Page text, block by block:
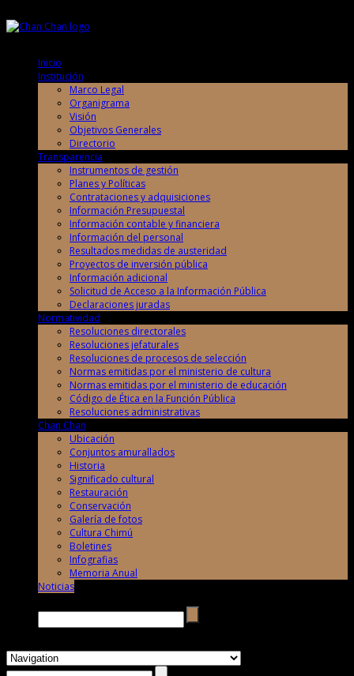
Inicio
Institución
Marco Legal
Organigrama
Visión
Objetivos Generales
Directorio
Transparencia
Instrumentos de gestión
Planes y Políticas
Contrataciones y adquisiciones
Información Presupuestal
Información contable y financiera
Información del personal
Resultados medidas de austeridad
Proyectos de inversión pública
Información adicional
Solicitud de Acceso a la Información Pública
Declaraciones juradas
Normatividad
Resoluciones directorales
Resoluciones jefaturales
Resoluciones de procesos de selección
Normas emitidas por el ministerio de cultura
Normas emitidas por el ministerio de educación
Código de Ética en la Función Pública
Resoluciones administrativas
Chan Chan
Ubicación
Conjuntos amurallados
Historia
Significado cultural
Restauración
Conservación
Galería de fotos
Cultura Chimú
Boletines
Infografias
Memoria Anual
Noticias